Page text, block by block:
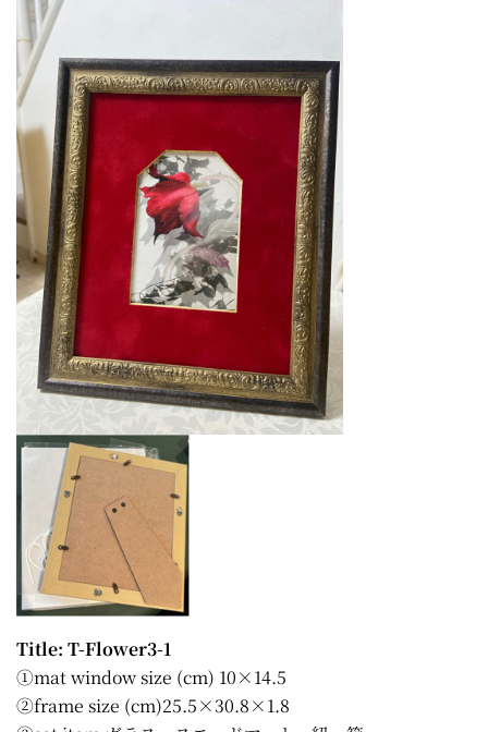
Title: T-Flower3-1
①mat window size (cm) 10×14.5
②frame size (cm)25.5×30.8×1.8